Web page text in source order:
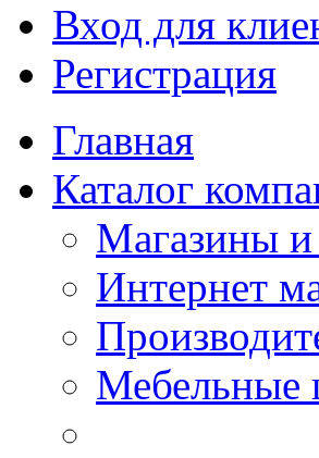
Вход для
Регистрация
Главная
Каталог
Магазины
Интернет
Мебельные